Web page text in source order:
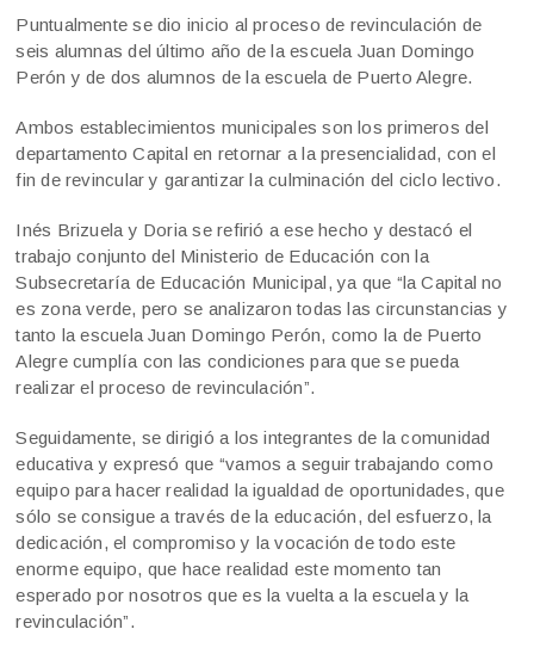
Puntualmente se dio inicio al proceso de revinculación de
seis alumnas del último año de la escuela Juan Domingo
Perón y de dos alumnos de la escuela de Puerto Alegre.
Ambos establecimientos municipales son los primeros del
departamento Capital en retornar a la presencialidad, con el
fin de revincular y garantizar la culminación del ciclo lectivo.
Inés Brizuela y Doria se refirió a ese hecho y destacó el
trabajo conjunto del Ministerio de Educación con la
Subsecretaría de Educación Municipal, ya que “la Capital no
es zona verde, pero se analizaron todas las circunstancias y
tanto la escuela Juan Domingo Perón, como la de Puerto
Alegre cumplía con las condiciones para que se pueda
realizar el proceso de revinculación”.
Seguidamente, se dirigió a los integrantes de la comunidad
educativa y expresó que “vamos a seguir trabajando como
equipo para hacer realidad la igualdad de oportunidades, que
sólo se consigue a través de la educación, del esfuerzo, la
dedicación, el compromiso y la vocación de todo este
enorme equipo, que hace realidad este momento tan
esperado por nosotros que es la vuelta a la escuela y la
revinculación”.